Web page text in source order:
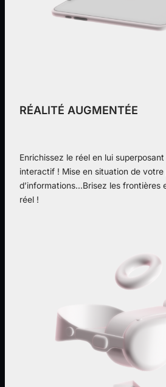
RÉALITÉ AUGMENTÉE
Enrichissez le réel en lui
interactif ! Mise en situation de votre
d’informations…Brisez les frontières
réel !